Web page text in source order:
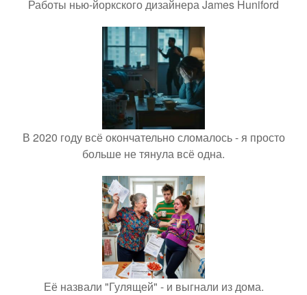
Работы нью-йоркского дизайнера James Huniford
В 2020 году всё окончательно сломалось - я просто
больше не тянула всё одна.
Её назвали "Гулящей" - и выгнали из дома.